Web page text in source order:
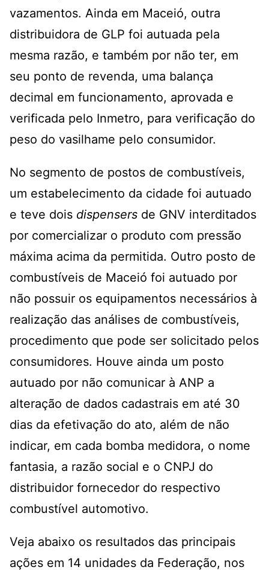
vazamentos. Ainda em Maceió, outra
distribuidora de GLP foi autuada pela
mesma razão, e também por não ter, em
seu ponto de revenda, uma balança
decimal em funcionamento, aprovada e
verificada pelo Inmetro, para verificação do
peso do vasilhame pelo consumidor.
No segmento de postos de combustíveis,
um estabelecimento da cidade foi autuado
e teve dois dispensers de GNV interditados
por comercializar o produto com pressão
máxima acima da permitida. Outro posto de
combustíveis de Maceió foi autuado por
não possuir os equipamentos necessários à
realização das análises de combustíveis,
procedimento que pode ser solicitado pelos
consumidores. Houve ainda um posto
autuado por não comunicar à ANP a
alteração de dados cadastrais em até 30
dias da efetivação do ato, além de não
indicar, em cada bomba medidora, o nome
fantasia, a razão social e o CNPJ do
distribuidor fornecedor do respectivo
combustível automotivo.
Veja abaixo os resultados das principais
ações em 14 unidades da Federação, nos